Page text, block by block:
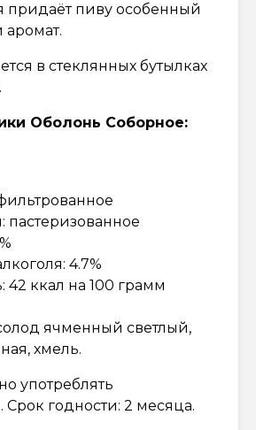
придаёт пиву особенный
аромат.
в стеклянных бутылках
Оболонь Соборное:
пастеризованное
4.7%
42 ккал на 100 грамм
ячменный светлый,
хмель.
употреблять
годности: 2 месяца.